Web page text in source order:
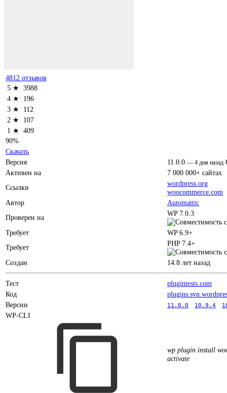
4812 отзывов
5 ★ 3988
4 ★
196
3 ★
112
2 ★
107
1 ★ 409
90%
Скачать
Версия
11.0.0 — 4 дня назад
Активен на
7 000 000+ сайтах
Ссылки
wordpress.org
woocommerce.com
Автор
Automattic
Проверен на
WP 7.0.3
Требует
WP 6.9+
Требует
PHP 7.4+
Создан 14.8 лет назад
Тест
plugintests.com
Код
Версии
11.0.0 10.9.4
WP-CLI
wp plugin install
activate